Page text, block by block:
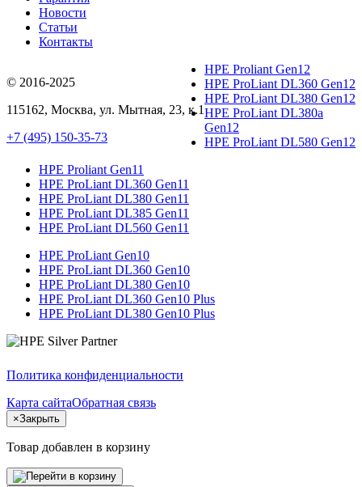
Новости
Статьи
Контакты
© 2016-2025
115162, Москва, ул. Мытная, 23, к.1
+7 (495) 150-35-73
HPE Proliant Gen12
HPE ProLiant DL360 Gen12
HPE ProLiant DL380 Gen12
HPE ProLiant DL380a
Gen12
HPE ProLiant DL580 Gen12
HPE Proliant Gen11
HPE ProLiant DL360 Gen11
HPE ProLiant DL380 Gen11
HPE ProLiant DL385 Gen11
HPE ProLiant DL560 Gen11
HPE ProLiant Gen10
HPE ProLiant DL360 Gen10
HPE ProLiant DL380 Gen10
HPE ProLiant DL360 Gen10 Plus
HPE ProLiant DL380 Gen10 Plus
Политика конфиденциальности
Карта сайтаОбратная связь
×Закрыть
Товар добавлен в корзину